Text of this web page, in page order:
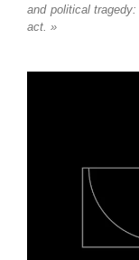
and political
act. »